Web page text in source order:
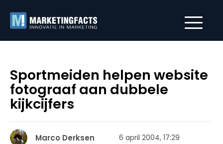
Sportmeiden helpen website
fotograaf aan dubbele
kijkcijfers
Marco Derksen 6 april 2004, 17:29